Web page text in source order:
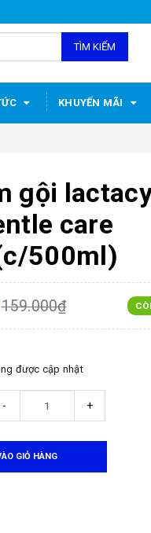
TÌM KIẾM
KHUYẾN MÃI
gội
care
500ml)
159.000₫
được cập nhật
- +
GIỎ HÀNG